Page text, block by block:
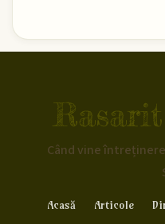
Când vine
Acasă Articole